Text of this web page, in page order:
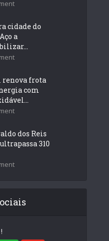
cidade do
a
renova frota
com
dos Reis
310